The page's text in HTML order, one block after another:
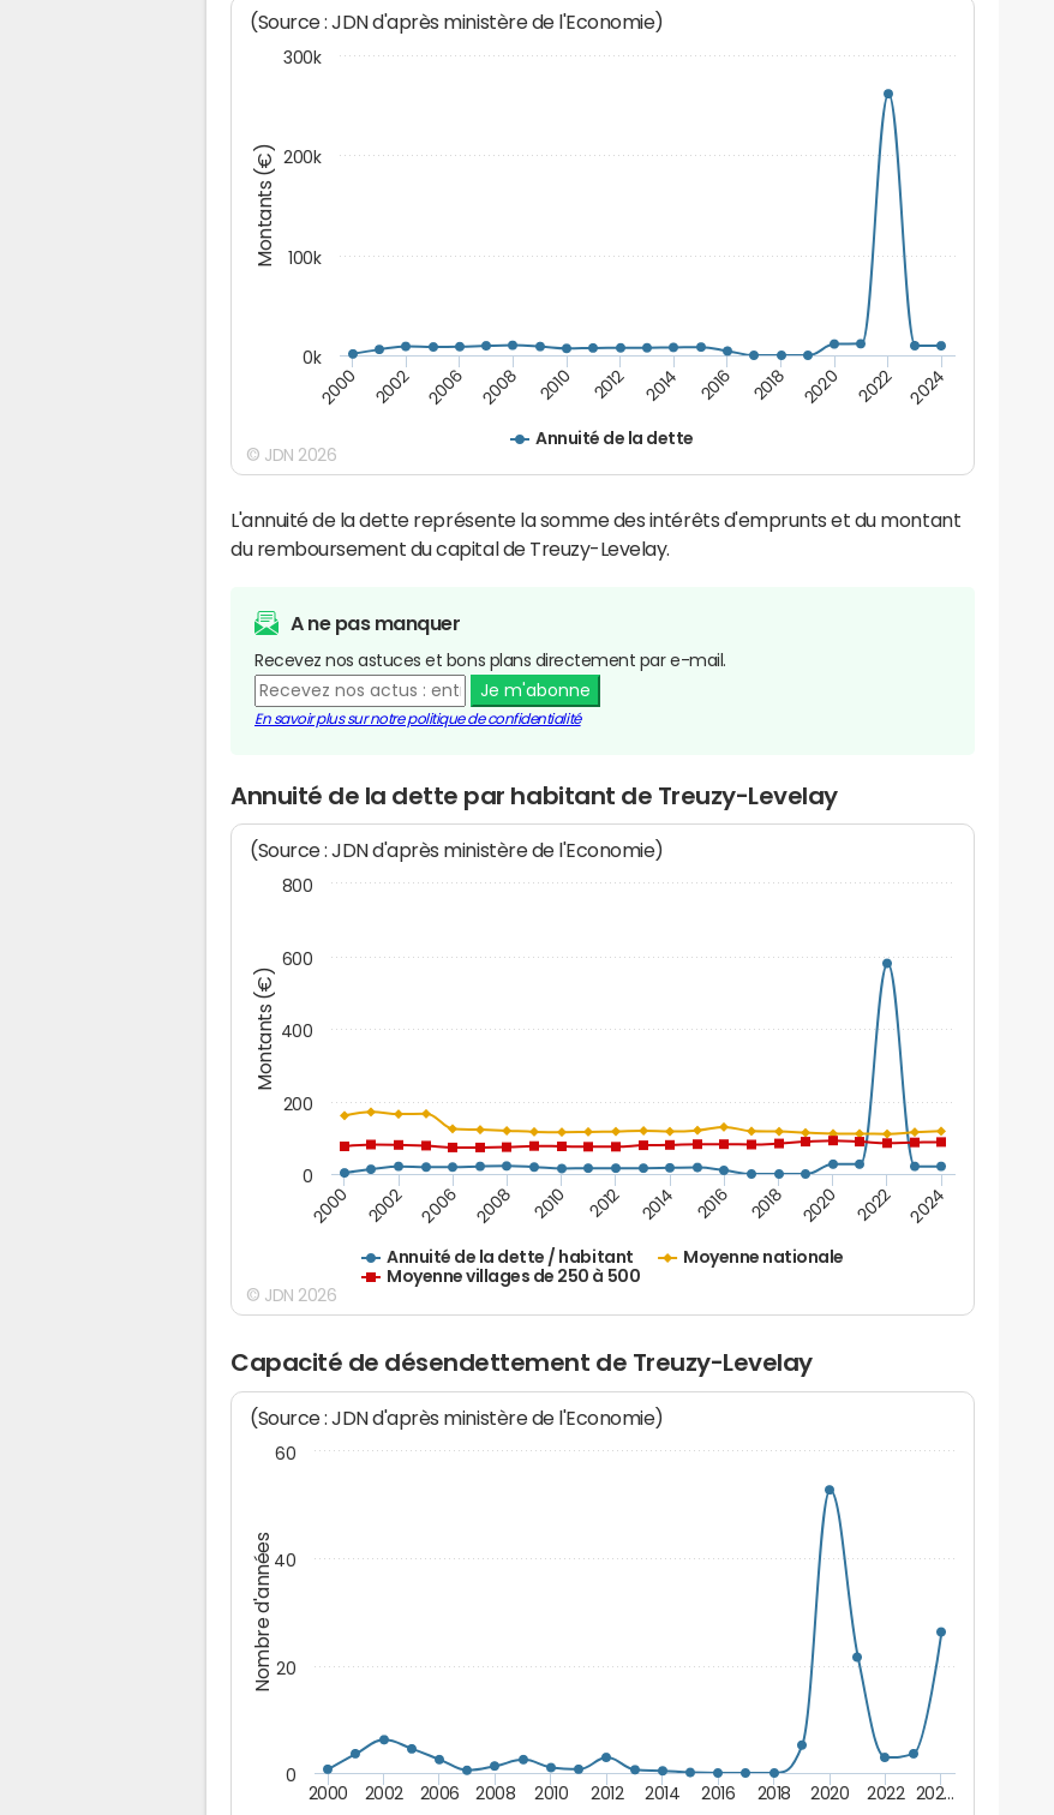
Montants (€)
(Source : JDN d'après ministère de l'Economie)
Annuité de la dette
2000 2002 2006 2008 2010 2012 2014 2016 2018 2020 2022 2024
0k
100k
200k
300k
© JDN 2026
L'annuité de la dette représente la somme des intérêts d'emprunts et du montant
du remboursement du capital de Treuzy-Levelay.
A ne pas manquer
Recevez nos astuces et bons plans directement par e-mail.
Je m'abonne
En savoir plus sur notre politique de confidentialité
Annuité de la dette par habitant de Treuzy-Levelay
Montants (€)
(Source : JDN d'après ministère de l'Economie)
Annuité de la dette / habitant
Moyenne nationale
Moyenne villages de 250 à 500
2000 2002 2006 2008 2010 2012 2014 2016 2018 2020 2022 2024
0
200
400
600
800
© JDN 2026
Capacité de désendettement de Treuzy-Levelay
Nombre d'années
(Source : JDN d'après ministère de l'Economie)
2000 2002 2006 2008 2010 2012 2014 2016 2018 2020 2022 202…
0
20
40
60